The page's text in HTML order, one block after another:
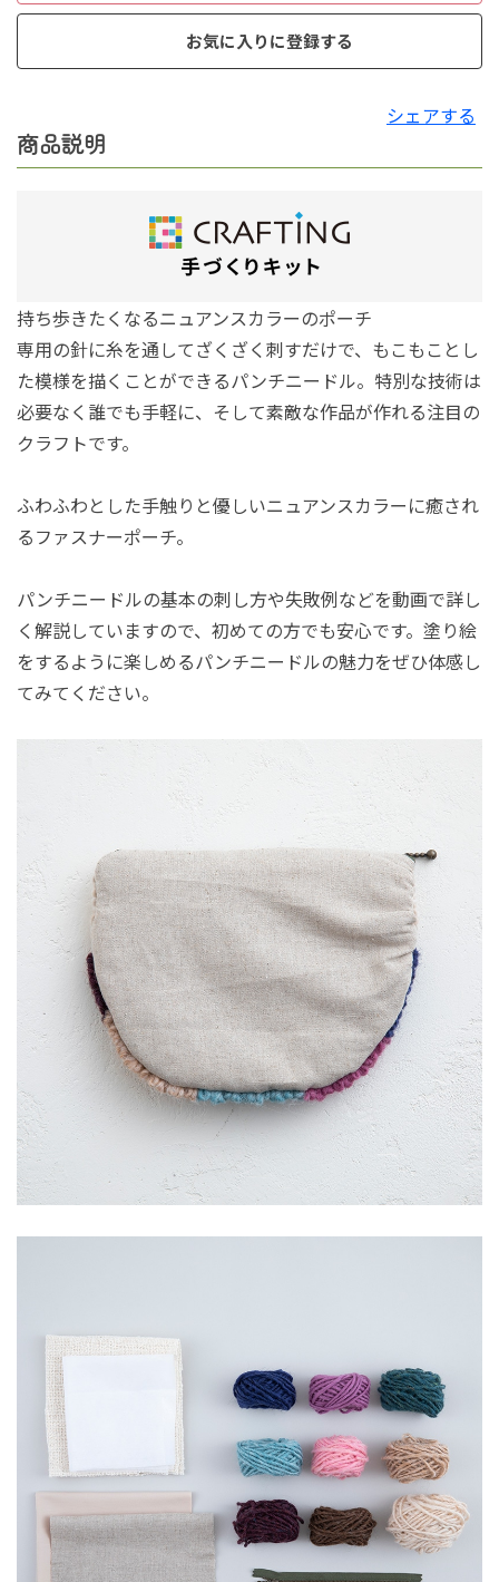
お気に入りに登録する
シェアする
商品説明
持ち歩きたくなるニュアンスカラーのポーチ
専用の針に糸を通してざくざく刺すだけで、もこもことし
た模様を描くことができるパンチニードル。特別な技術は
必要なく誰でも手軽に、そして素敵な作品が作れる注目の
クラフトです。
ふわふわとした手触りと優しいニュアンスカラーに癒され
るファスナーポーチ。
パンチニードルの基本の刺し方や失敗例などを動画で詳し
く解説していますので、初めての方でも安心です。塗り絵
をするように楽しめるパンチニードルの魅力をぜひ体感し
てみてください。